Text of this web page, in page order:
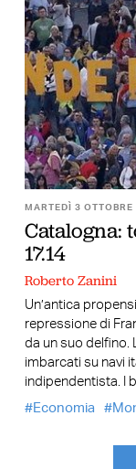
MARTEDÌ 3
Catalogna:
17.14
Roberto Zanini
Un’antica
repressione di
da un suo delfino.
imbarcati su navi
indipendentista. I
Economia